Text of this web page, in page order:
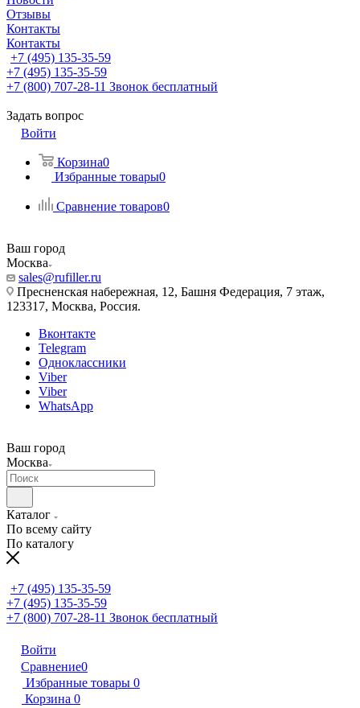
Отзывы
Контакты
Контакты
+7 (495) 135-35-59
+7 (495) 135-35-59
+7 (800) 707-28-11 Звонок бесплатный
Задать вопрос
Войти
Корзина0
Избранные товары0
Сравнение товаров0
Ваш город
Москва
sales@rufiller.ru
Пресненская набережная, 12, Башня Федерация, 7 этаж,
123317, Москва, Россия.
Вконтакте
Telegram
Одноклассники
Viber
Viber
WhatsApp
Ваш город
Москва
Каталог
По всему сайту
По каталогу
+7 (495) 135-35-59
+7 (495) 135-35-59
+7 (800) 707-28-11 Звонок бесплатный
Войти
Сравнение0
Избранные товары 0
Корзина 0